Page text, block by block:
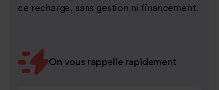
de recharge, sans gestion ni financement.
On vous rappelle rapidement